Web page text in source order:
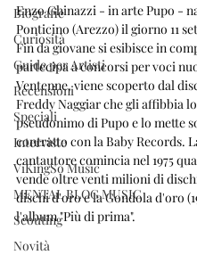
Biografie
Curiosità
Guide per Artisti
Recensioni
Speciali
Interviste
ViKingSo Music
MENTAL BLOG MUSIC
Scouting
Novità
Enzo Ghinazzi - in arte Pupo -
Ponticino (Arezzo) il giorno 11
Fin da giovane si esibisce in
partecipa a concorsi per voci
Ventenne, viene scoperto dal
Freddy Naggiar che gli affibbia lo
pseudonimo di Pupo e lo mette
contratto con la Baby Records.
cantautore comincia nel 1975
vende oltre venti milioni di
dischi d'oro e la Gondola d'oro
l'album "Più di prima".